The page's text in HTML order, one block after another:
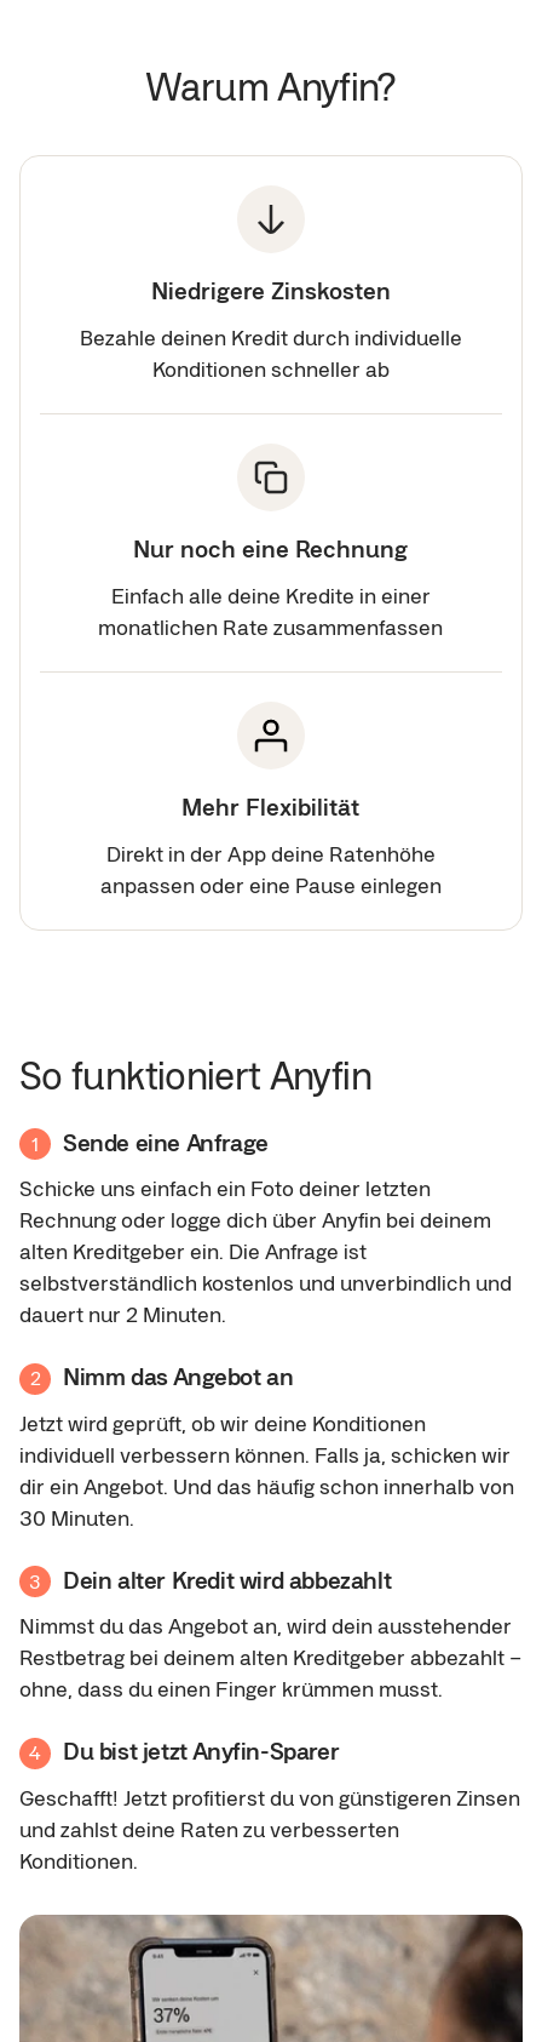
Warum Anyfin?
Niedrigere Zinskosten
Bezahle deinen Kredit durch individuelle
Konditionen schneller ab
Nur noch eine Rechnung
Einfach alle deine Kredite in einer
monatlichen Rate zusammenfassen
Mehr Flexibilität
Direkt in der App deine Ratenhöhe
anpassen oder eine Pause einlegen
So funktioniert Anyfin
1 Sende eine Anfrage
Schicke uns einfach ein Foto deiner letzten
Rechnung oder logge dich über Anyfin bei deinem
alten Kreditgeber ein. Die Anfrage ist
selbstverständlich kostenlos und unverbindlich und
dauert nur 2 Minuten.
2 Nimm das Angebot an
Jetzt wird geprüft, ob wir deine Konditionen
individuell verbessern können. Falls ja, schicken wir
dir ein Angebot. Und das häufig schon innerhalb von
30 Minuten.
3 Dein alter Kredit wird abbezahlt
Nimmst du das Angebot an, wird dein ausstehender
Restbetrag bei deinem alten Kreditgeber abbezahlt –
ohne, dass du einen Finger krümmen musst.
4 Du bist jetzt Anyfin-Sparer
Geschafft! Jetzt profitierst du von günstigeren Zinsen
und zahlst deine Raten zu verbesserten
Konditionen.